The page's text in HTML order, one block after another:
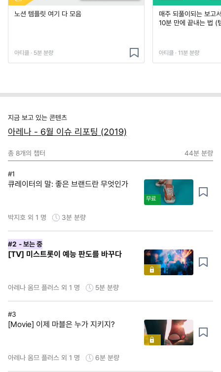
노션 템플릿 여기 다 모음
아티클 · 5분 분량
매주 되풀이되는 보고
10분 만에 끝내는 법 (
아티클 · 11분 분량
지금 보고 있는 콘텐츠
아레나 - 6월 이슈 리포팅 (2019)
총 8개의 챕터 44분 분량
#1
큐레이터의 말: 좋은 브랜드란 무엇인가
무료
박지호 외 1 명 3분 분량
#2 - 보는 중
[TV] 미스트롯이 예능 판도를 바꾸다
아레나 옴므 플러스 외 1 명 5분 분량
#3
[Movie] 이제 마블은 누가 지키지?
아레나 옴므 플러스 외 1 명 6분 분량